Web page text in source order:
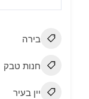
בירה
חנות טבק
יין בעיר